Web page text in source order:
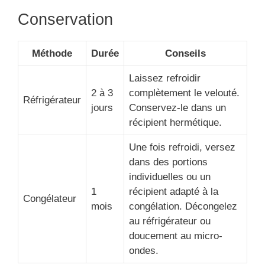
Conservation
Méthode Durée Conseils
Réfrigérateur
2 à 3
jours
Laissez refroidir
complètement le velouté.
Conservez-le dans un
récipient hermétique.
Congélateur
1
mois
Une fois refroidi, versez
dans des portions
individuelles ou un
récipient adapté à la
congélation. Décongelez
au réfrigérateur ou
doucement au micro-
ondes.